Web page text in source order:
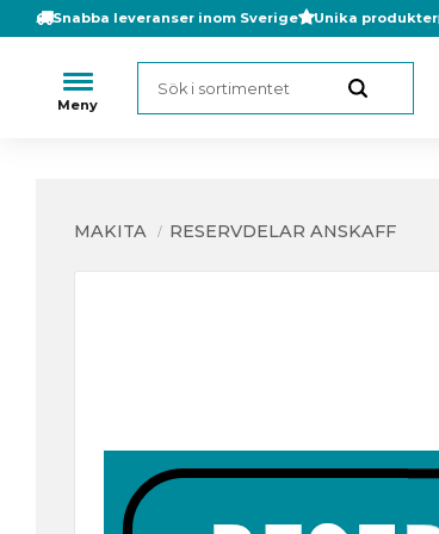
Snabba leveranser inom Sverige Unika produkter
MAKITA RESERVDELAR ANSKAFF